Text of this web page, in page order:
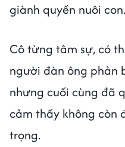
giành quyền nuôi con.
Cô từng tâm sự, có
người đàn ông phản
nhưng cuối cùng đã
cảm thấy không còn
trọng.